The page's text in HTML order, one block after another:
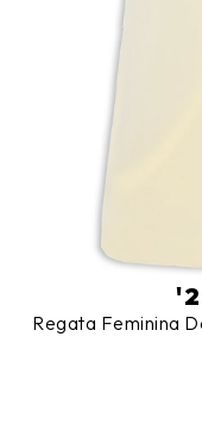
Regata Feminina